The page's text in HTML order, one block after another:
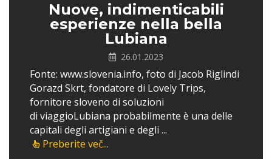
Nuove, indimenticabili
esperienze nella bella
Lubiana
26.01.2023
Fonte: www.slovenia.info, foto di Jacob Riglindi
Gorazd Skrt, fondatore di Lovely Trips,
fornitore sloveno di soluzioni
di viaggioLubiana probabilmente è una delle
capitali degli artigiani e degli ...
Preberite več...